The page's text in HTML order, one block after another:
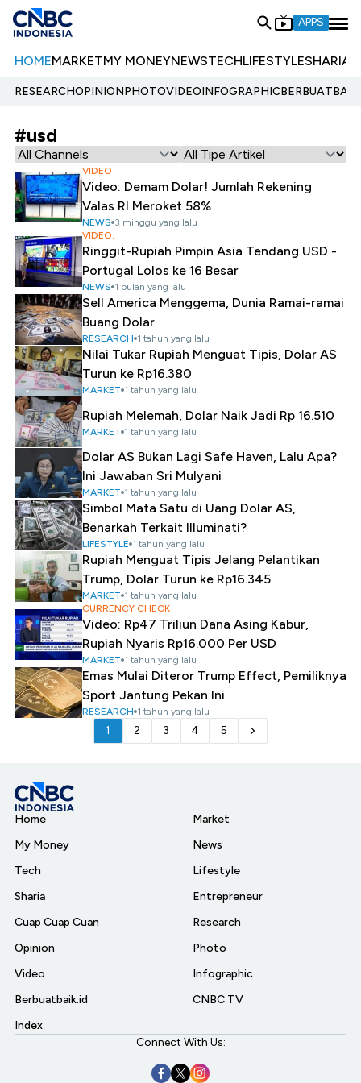
APPS
HOMEMARKETMY MONEYNEWSTECHLIFESTYLESHARIA
RESEARCHOPINIONPHOTOVIDEOINFOGRAPHIC
#usd
VIDEO
Video: Demam Dolar! Jumlah Rekening
Valas RI Meroket 58%
NEWS 3 minggu yang lalu
VIDEO:
Ringgit-Rupiah Pimpin Asia Tendang USD -
Portugal Lolos ke 16 Besar
NEWS 1 bulan yang lalu
Sell America Menggema, Dunia Ramai-ramai
Buang Dolar
RESEARCH 1 tahun yang lalu
Nilai Tukar Rupiah Menguat Tipis, Dolar AS
Turun ke Rp16.380
MARKET 1 tahun yang lalu
Rupiah Melemah, Dolar Naik Jadi Rp 16.510
MARKET 1 tahun yang lalu
Dolar AS Bukan Lagi Safe Haven, Lalu Apa?
Ini Jawaban Sri Mulyani
MARKET 1 tahun yang lalu
Simbol Mata Satu di Uang Dolar AS,
Benarkah Terkait Illuminati?
LIFESTYLE 1 tahun yang lalu
Rupiah Menguat Tipis Jelang Pelantikan
Trump, Dolar Turun ke Rp16.345
MARKET 1 tahun yang lalu
CURRENCY CHECK
Video: Rp47 Triliun Dana Asing Kabur,
Rupiah Nyaris Rp16.000 Per USD
MARKET 1 tahun yang lalu
Emas Mulai Diteror Trump Effect, Pemiliknya
Sport Jantung Pekan Ini
RESEARCH 1 tahun yang lalu
1 2 3 4 5
Home
My Money
Tech
Sharia
Cuap Cuap Cuan
Opinion
Video
Berbuatbaik.id
Index
Market
News
Lifestyle
Entrepreneur
Research
Photo
Infographic
CNBC TV
Connect With Us: